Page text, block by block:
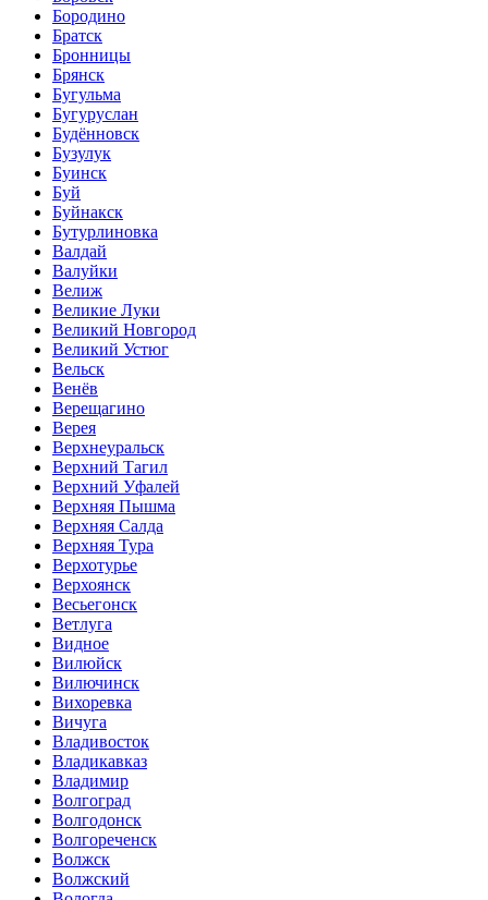
Бородино
Братск
Бронницы
Брянск
Бугульма
Бугуруслан
Будённовск
Бузулук
Буинск
Буй
Буйнакск
Бутурлиновка
Валдай
Валуйки
Велиж
Великие Луки
Великий Новгород
Великий Устюг
Вельск
Венёв
Верещагино
Верея
Верхнеуральск
Верхний Тагил
Верхний Уфалей
Верхняя Пышма
Верхняя Салда
Верхняя Тура
Верхотурье
Верхоянск
Весьегонск
Ветлуга
Видное
Вилюйск
Вилючинск
Вихоревка
Вичуга
Владивосток
Владикавказ
Владимир
Волгоград
Волгодонск
Волгореченск
Волжск
Волжский